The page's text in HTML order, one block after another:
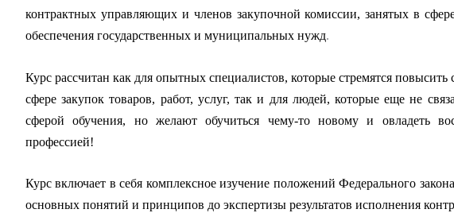
контрактных управляющих и членов закупочной комиссии, занятых в
обеспечения государственных и муниципальных нужд.
Курс рассчитан как для опытных специалистов, которые стремятся повысить
сфере закупок товаров, работ, услуг, так и для людей, которые еще не
сферой обучения, но желают обучиться чему-то новому и овладеть
профессией!
Курс включает в себя комплексное изучение положений Федерального
основных понятий и принципов до экспертизы результатов исполнения